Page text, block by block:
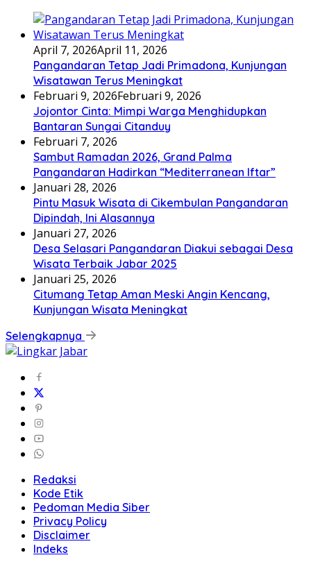
April 7, 2026April 11, 2026
Pangandaran Tetap Jadi Primadona, Kunjungan
Wisatawan Terus Meningkat
Februari 9, 2026Februari 9, 2026
Jojontor Cinta: Mimpi Warga Menghidupkan
Bantaran Sungai Citanduy
Februari 7, 2026
Sambut Ramadan 2026, Grand Palma
Pangandaran Hadirkan “Mediterranean Iftar”
Januari 28, 2026
Pintu Masuk Wisata di Cikembulan Pangandaran
Dipindah, Ini Alasannya
Januari 27, 2026
Desa Selasari Pangandaran Diakui sebagai Desa
Wisata Terbaik Jabar 2025
Januari 25, 2026
Citumang Tetap Aman Meski Angin Kencang,
Kunjungan Wisata Meningkat
Selengkapnya
Redaksi
Kode Etik
Pedoman Media Siber
Privacy Policy
Disclaimer
Indeks